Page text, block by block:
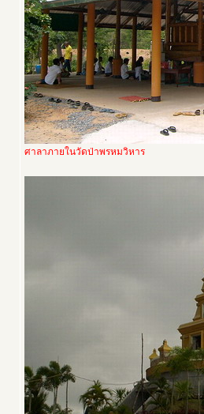
ศาลาภายในวัดป่าพรหมวิหาร